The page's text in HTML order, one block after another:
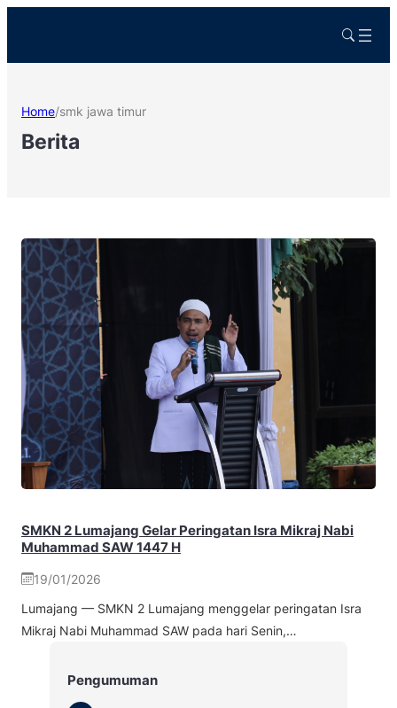
Home/smk jawa timur
Berita
SMKN 2 Lumajang Gelar Peringatan Isra Mikraj Nabi
Muhammad SAW 1447 H
19/01/2026
Lumajang — SMKN 2 Lumajang menggelar peringatan Isra
Mikraj Nabi Muhammad SAW pada hari Senin,…
Pengumuman